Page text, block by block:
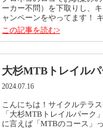
ーカー不問）を下取りし、
ャンペーンをやってます！
この記事を読む>
大杉MTBトレイルパ
2024.07.16
こんにちは！サイクルテラ
「大杉MTBトレイルパー
に言えば「MTBのコース」